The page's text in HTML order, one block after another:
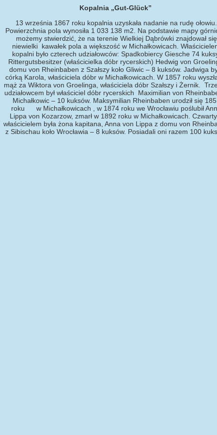
Kopalnia „Gut-Glück”
13 września 1867 roku kopalnia uzyskała nadanie na rudę ołowiu.
Powierzchnia pola wynosiła 1 033 138 m2. Na podstawie mapy
możemy stwierdzić, że na terenie Wielkiej Dąbrówki znajdował się
niewielki kawałek pola a większość w Michałkowicach.
kopalni było czterech udziałowców: Spadkobiercy Giesche 74
Rittergutsbesitzer (właścicielka dóbr rycerskich) Hedwig von
domu von Rheinbaben z Szałszy koło Gliwic – 8 kuksów. Jadwiga
córką Karola, właściciela dóbr w Michałkowicach. W 1857 roku
mąż za Wiktora von Groelinga, właściciela dóbr Szałszy i Żernik.
udziałowcem był właściciel dóbr rycerskich Maximilian von
Michałkowic – 10 kuksów. Maksymilian Rheinbaben urodził się
roku w Michałkowicach , w 1874 roku we Wrocławiu poślubił
Lippa von Kozarzow, zmarł w 1892 roku w Michałkowicach.
właścicielem była żona kapitana, Anna von Lippa z domu von
z Sibischau koło Wrocławia – 8 kuksów. Posiadali oni razem 100